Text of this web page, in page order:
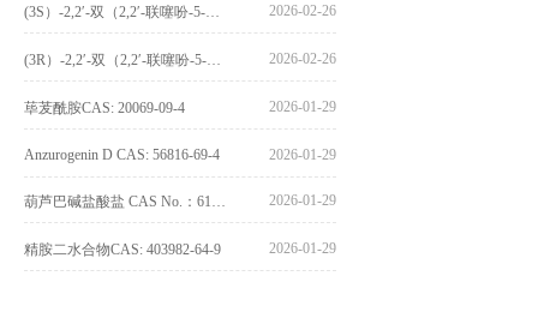
2026-02-26
2026-02-26
荜茇酰胺CAS: 20069-09-4 2026-01-29
Anzurogenin D CAS: 56816-69-4 2026-01-29
2026-01-29
精胺二水合物CAS: 403982-64-9 2026-01-29